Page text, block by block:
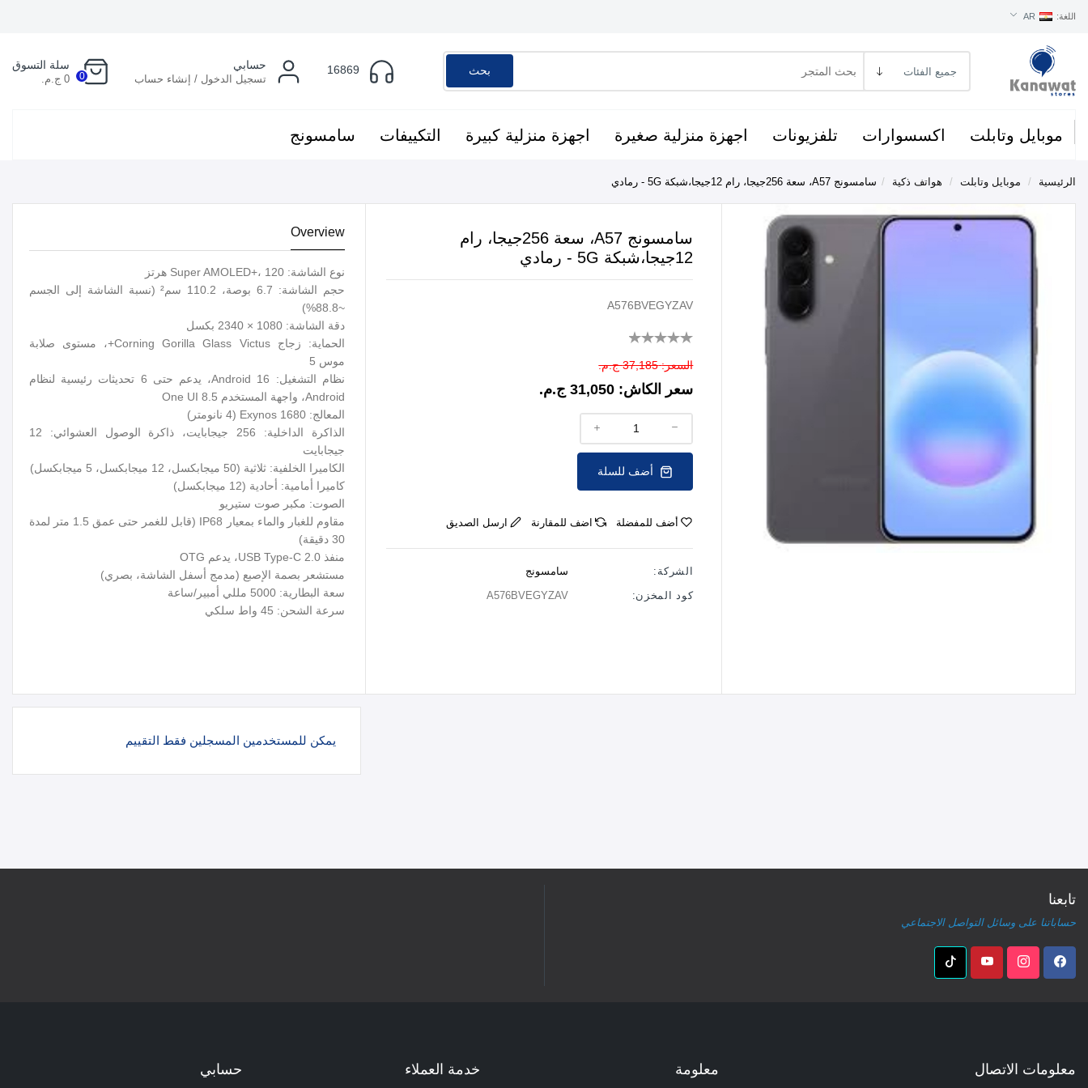
اللغة: AR
16869 حسابي
تسجيل الدخول / إنشاء حساب 0
سلة التسوق
0 ج.م.
بحث
موبايل وتابلت اكسسوارات تلفزيونات اجهزة منزلية صغيرة اجهزة منزلية كبيرة التكييفات سامسونج
الرئيسية / موبايل وتابلت / هواتف ذكية / سامسونج A57، سعة 256جيجا، رام 12جيجا،شبكة 5G - رمادي
سامسونج A57، سعة 256جيجا، رام
12جيجا،شبكة 5G - رمادي
A576BVEGYZAV
السعر: 37,185 ج.م.
سعر الكاش: 31,050 ج.م.
أضف للسلة
أضف للمفضلة اضف للمقارنة ارسل الصديق
الشركة:
سامسونج
كود المخزن:
A576BVEGYZAV
Overview
نوع الشاشة: Super AMOLED+، 120 هرتز
حجم الشاشة: 6.7 بوصة، 110.2 سم² (نسبة الشاشة إلى الجسم
~88.8%)
دقة الشاشة: 1080 × 2340 بكسل
الحماية: زجاج Corning Gorilla Glass Victus+، مستوى صلابة
موس 5
نظام التشغيل: Android 16، يدعم حتى 6 تحديثات رئيسية لنظام
Android، واجهة المستخدم One UI 8.5
المعالج: Exynos 1680 (4 نانومتر)
الذاكرة الداخلية: 256 جيجابايت، ذاكرة الوصول العشوائي: 12
جيجابايت
الكاميرا الخلفية: ثلاثية (50 ميجابكسل، 12 ميجابكسل، 5 ميجابكسل)
كاميرا أمامية: أحادية (12 ميجابكسل)
الصوت: مكبر صوت ستيريو
مقاوم للغبار والماء بمعيار IP68 (قابل للغمر حتى عمق 1.5 متر لمدة
30 دقيقة)
منفذ USB Type-C 2.0، يدعم OTG
مستشعر بصمة الإصبع (مدمج أسفل الشاشة، بصري)
سعة البطارية: 5000 مللي أمبير/ساعة
سرعة الشحن: 45 واط سلكي
يمكن للمستخدمين المسجلين فقط التقييم
تابعنا
حساباتنا على وسائل التواصل الاجتماعي
معلومات الاتصال معلومة خدمة العملاء حسابي